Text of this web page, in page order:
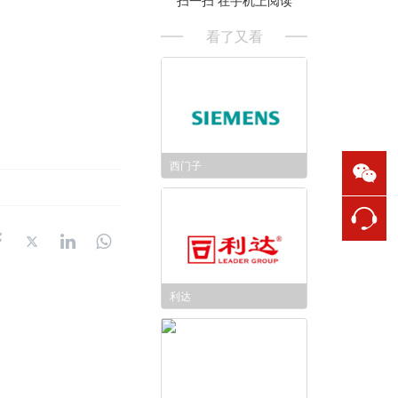
看了又看
西门子
利达